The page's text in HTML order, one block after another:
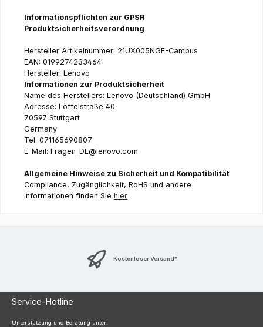
Informationspflichten zur GPSR
Produktsicherheitsverordnung
Hersteller Artikelnummer: 21UX005NGE-Campus
EAN: 0199274233464
Hersteller: Lenovo
Informationen zur Produktsicherheit
Name des Herstellers: Lenovo (Deutschland) GmbH
Adresse: Löffelstraße 40
70597 Stuttgart
Germany
Tel: 071165690807
E-Mail: Fragen_DE@lenovo.com
Allgemeine Hinweise zu Sicherheit und Kompatibilität
Compliance, Zugänglichkeit, RoHS und andere
Informationen finden Sie hier
Kostenloser Versand*
Service-Hotline
Unterstützung und Beratung unter: